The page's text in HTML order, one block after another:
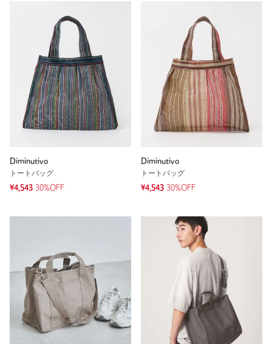
Diminutivo
トートバッグ
¥4,543 30%OFF
Diminutivo
トートバッグ
¥4,543 30%OFF